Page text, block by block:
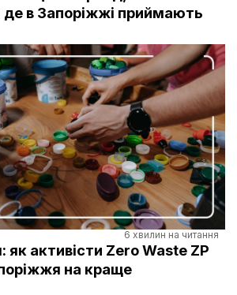
де в Запоріжжі приймають
6 хвилин на читання
як активісти Zero Waste ZP
на краще